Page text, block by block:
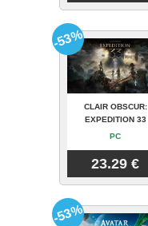
CLAIR OBSCUR:
EXPEDITION 33
PC
23.29 €
-53%
-53%